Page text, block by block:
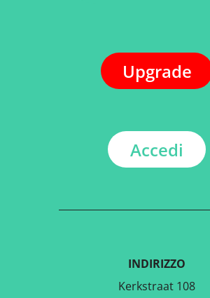
Upgrade
Accedi
INDIRIZZO
Kerkstraat 108